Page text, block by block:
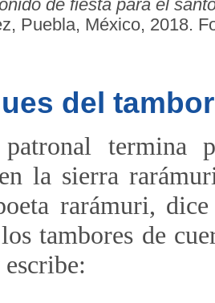
de fiesta para el
Puebla, México, 2018.
del
termina
la sierra
rarámuri,
tambores de